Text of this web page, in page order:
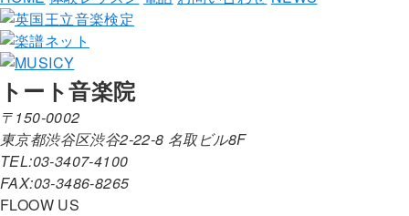
トート音楽院
〒150-0002
東京都渋谷区渋谷2-22-8 名取ビル8F
TEL:03-3407-4100
FAX:03-3486-8265
FLOOW US